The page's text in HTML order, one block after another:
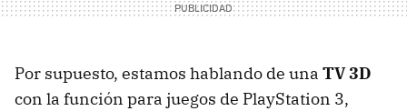
Por supuesto, estamos hablando de una TV 3D
con la función para juegos de PlayStation 3,